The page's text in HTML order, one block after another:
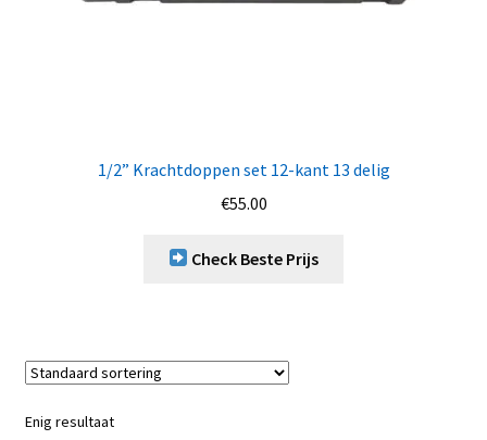
1/2” Krachtdoppen set 12-kant 13 delig
€55.00
Check Beste Prijs
Enig resultaat